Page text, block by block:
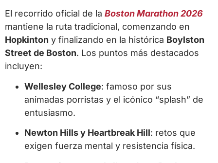
El recorrido oficial de la Boston Marathon 2026
mantiene la ruta tradicional, comenzando en
Hopkinton y finalizando en la histórica Boylston
Street de Boston. Los puntos más destacados
incluyen:
Wellesley College: famoso por sus
animadas porristas y el icónico “splash” de
entusiasmo.
Newton Hills y Heartbreak Hill: retos que
exigen fuerza mental y resistencia física.